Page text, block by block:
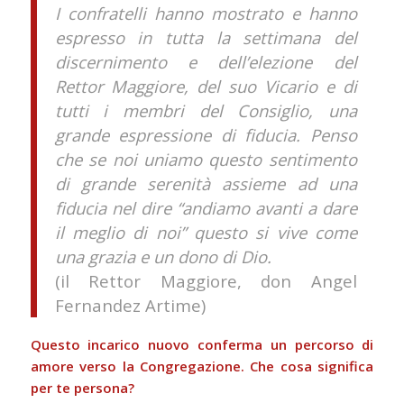
I confratelli hanno mostrato e hanno
espresso in tutta la settimana del
discernimento e dell’elezione del
Rettor Maggiore, del suo Vicario e di
tutti i membri del Consiglio, una
grande espressione di fiducia. Penso
che se noi uniamo questo sentimento
di grande serenità assieme ad una
fiducia nel dire “andiamo avanti a dare
il meglio di noi” questo si vive come
una grazia e un dono di Dio.
(il Rettor Maggiore, don Angel
Fernandez Artime)
Questo incarico nuovo conferma un percorso di
amore verso la Congregazione. Che cosa significa
per te persona?